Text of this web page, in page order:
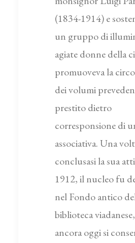
(1834-1914) e
un gruppo di
agiate donne della
promuoveva la
dei volumi
prestito dietro
corresponsione di
associativa. Una
conclusasi la sua
1912, il nucleo fu
nel Fondo antico
biblioteca
ancora oggi si